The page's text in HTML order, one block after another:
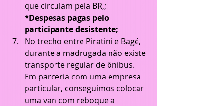
que circulam pela BR,;
*Despesas pagas pelo
participante desistente;
No trecho entre Piratini e Bagé,
durante a madrugada não existe
transporte regular de ônibus.
Em parceria com uma empresa
particular, conseguimos colocar
uma van com reboque a